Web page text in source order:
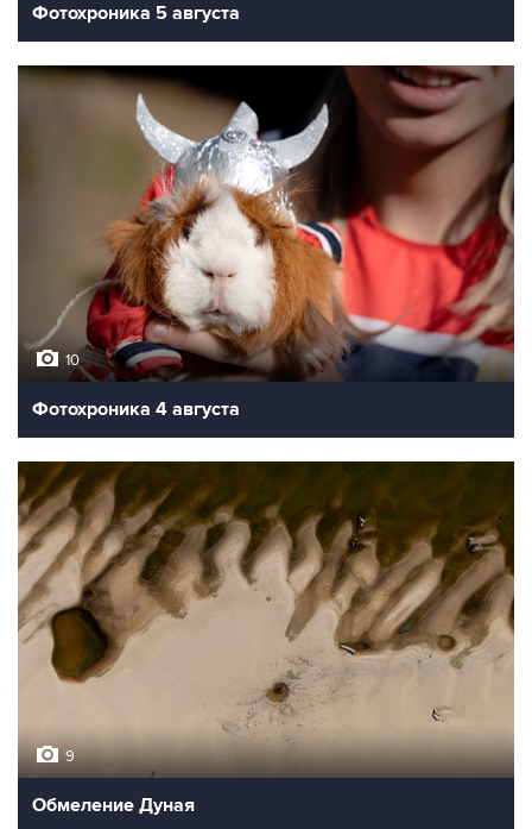
Фотохроника 5 августа
10
Фотохроника 4 августа
9
Обмеление Дуная